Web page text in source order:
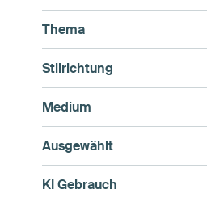
Thema
Stilrichtung
Medium
Ausgewählt
KI Gebrauch